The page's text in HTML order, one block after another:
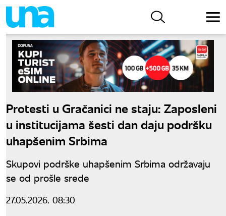
Protesti u Gračanici ne staju: Zaposleni
u institucijama šesti dan daju podršku
uhapšenim Srbima
Skupovi podrške uhapšenim Srbima održavaju
se od prošle srede
27.05.2026. 08:30